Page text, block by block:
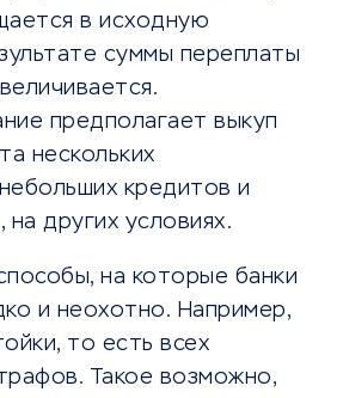
в исходную
суммы переплаты
предполагает выкуп
нескольких
кредитов и
других условиях.
на которые банки
и неохотно. Например,
то есть всех
Такое возможно,